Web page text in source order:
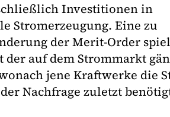
Investitionen in
Stromerzeugung. Eine zu
der Merit-Order
auf dem Strommarkt
jene Kraftwerke die
Nachfrage zuletzt